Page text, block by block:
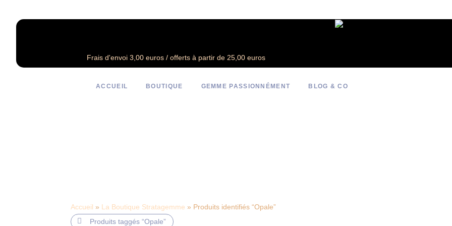
Frais d'envoi 3,00 euros / offerts à partir de 25,00 euros
ACCUEIL BOUTIQUE GEMME PASSIONNÉMENT BLOG & CO
Accueil » La Boutique Stratagemme » Produits identifiés “Opale”
Produits taggés “Opale”